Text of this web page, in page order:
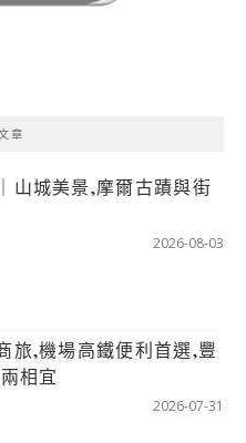
章
山城美景,摩爾古蹟與街
2026-08-03
旅,機場高鐵便利首選,豐
相宜
2026-07-31